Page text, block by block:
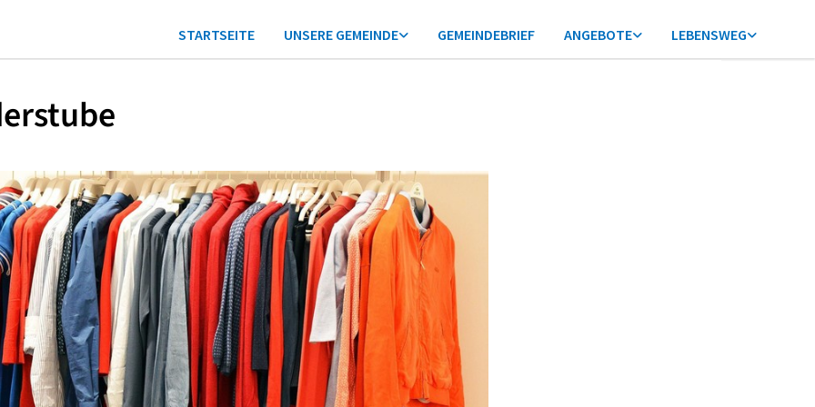
STARTSEITE UNSERE GEMEINDE GEMEINDEBRIEF ANGEBOTE LEBENSWEG